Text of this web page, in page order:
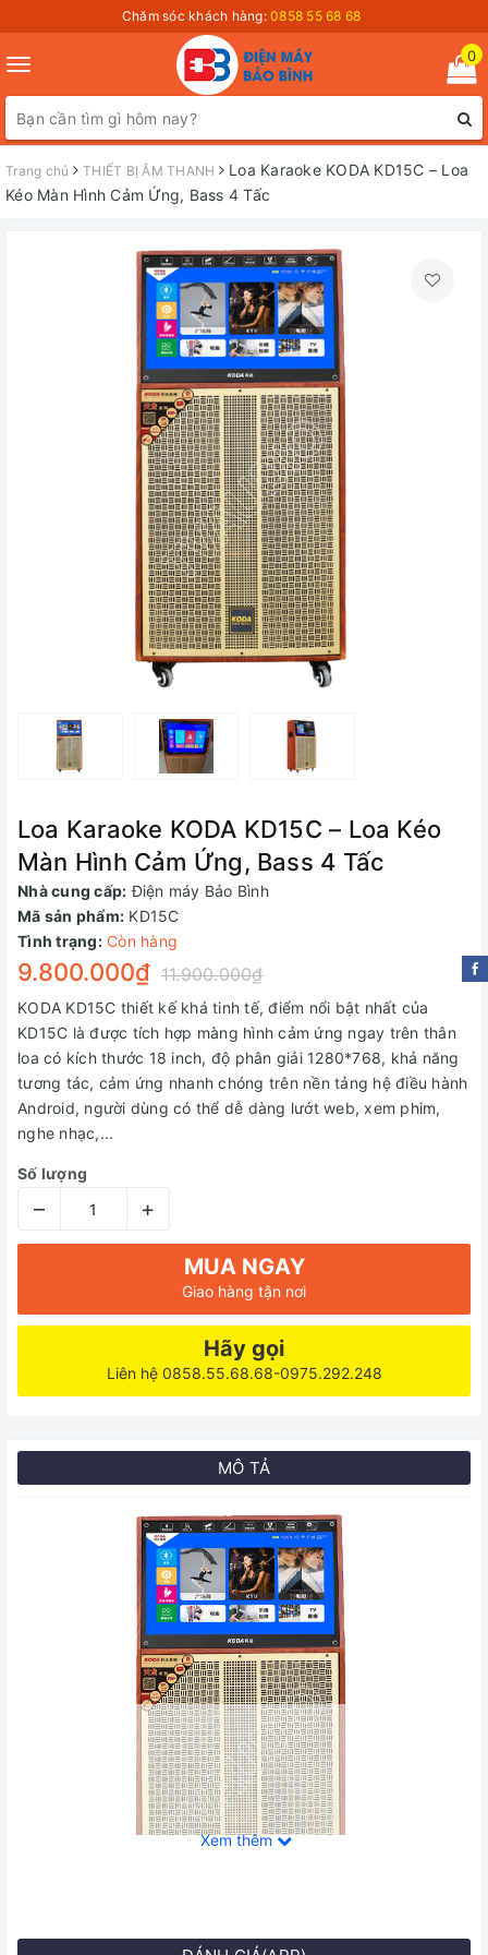
Chăm sóc khách hàng: 0858 55 68 68
Toggle
navigation
0
Trang chủ THIẾT BỊ ÂM THANH
Loa Karaoke KODA KD15C – Loa
Kéo Màn Hình Cảm Ứng, Bass 4 Tấc
Loa Karaoke KODA KD15C – Loa Kéo
Màn Hình Cảm Ứng, Bass 4 Tấc
Nhà cung cấp: Điện máy Bảo Bình
Mã sản phẩm: KD15C
Tình trạng: Còn hàng
9.800.000₫ 11.900.000₫
KODA KD15C thiết kế khá tinh tế, điểm nổi bật nhất của
KD15C là được tích hợp màng hình cảm ứng ngay trên thân
loa có kích thước 18 inch, độ phân giải 1280*768, khả năng
tương tác, cảm ứng nhanh chóng trên nền tảng hệ điều hành
Android, người dùng có thể dễ dàng lướt web, xem phim,
nghe nhạc,...
Số lượng
– +
MUA NGAY
Giao hàng tận nơi
Hãy gọi
Liên hệ 0858.55.68.68-0975.292.248
MÔ TẢ
Xem thêm